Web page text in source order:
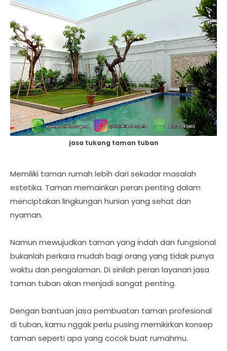
jasa tukang taman tuban
Memiliki taman rumah lebih dari sekadar masalah
estetika. Taman memainkan peran penting dalam
menciptakan lingkungan hunian yang sehat dan
nyaman.
Namun mewujudkan taman yang indah dan fungsional
bukanlah perkara mudah bagi orang yang tidak punya
waktu dan pengalaman. Di sinilah peran layanan jasa
taman tuban akan menjadi sangat penting.
Dengan bantuan jasa pembuatan taman profesional
di tuban, kamu nggak perlu pusing memikirkan konsep
taman seperti apa yang cocok buat rumahmu.